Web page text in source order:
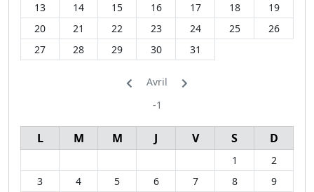
13
14 15 16 17 18
19
20
21 22 23 24 25
26
27
28 29 30 31
Avril
-1
L M M J V S D
1
2
3
4 5 6 7 8
9